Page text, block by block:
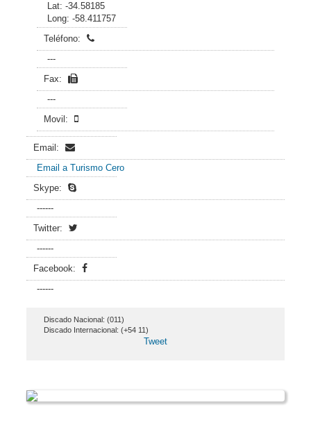
Lat: -34.58185
Long: -58.411757
Teléfono:
---
Fax:
---
Movil:
Email:
Email a Turismo Cero
Skype:
------
Twitter:
------
Facebook:
------
Discado Nacional: (011)
Discado Internacional: (+54 11)
Tweet